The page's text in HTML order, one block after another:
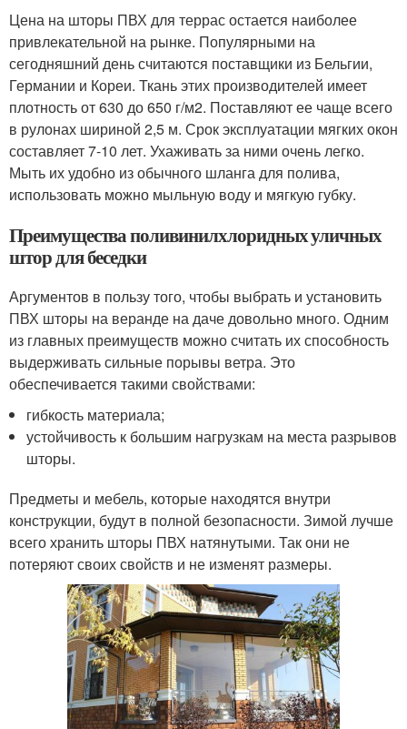
Цена на шторы ПВХ для террас остается наиболее
привлекательной на рынке. Популярными на
сегодняшний день считаются поставщики из Бельгии,
Германии и Кореи. Ткань этих производителей имеет
плотность от 630 до 650 г/м2. Поставляют ее чаще всего
в рулонах шириной 2,5 м. Срок эксплуатации мягких окон
составляет 7-10 лет. Ухаживать за ними очень легко.
Мыть их удобно из обычного шланга для полива,
использовать можно мыльную воду и мягкую губку.
Преимущества поливинилхлоридных уличных
штор для беседки
Аргументов в пользу того, чтобы выбрать и установить
ПВХ шторы на веранде на даче довольно много. Одним
из главных преимуществ можно считать их способность
выдерживать сильные порывы ветра. Это
обеспечивается такими свойствами:
гибкость материала;
устойчивость к большим нагрузкам на места разрывов
шторы.
Предметы и мебель, которые находятся внутри
конструкции, будут в полной безопасности. Зимой лучше
всего хранить шторы ПВХ натянутыми. Так они не
потеряют своих свойств и не изменят размеры.